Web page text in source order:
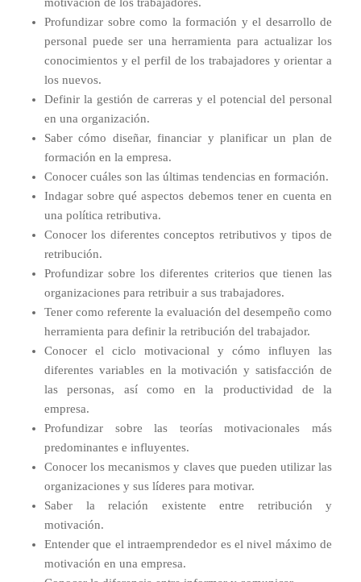
motivación de los trabajadores.
Profundizar sobre como la formación y el desarrollo de
personal puede ser una herramienta para actualizar los
conocimientos y el perfil de los trabajadores y orientar a
los nuevos.
Definir la gestión de carreras y el potencial del personal
en una organización.
Saber cómo diseñar, financiar y planificar un plan de
formación en la empresa.
Conocer cuáles son las últimas tendencias en formación.
Indagar sobre qué aspectos debemos tener en cuenta en
una política retributiva.
Conocer los diferentes conceptos retributivos y tipos de
retribución.
Profundizar sobre los diferentes criterios que tienen las
organizaciones para retribuir a sus trabajadores.
Tener como referente la evaluación del desempeño como
herramienta para definir la retribución del trabajador.
Conocer el ciclo motivacional y cómo influyen las
diferentes variables en la motivación y satisfacción de
las personas, así como en la productividad de la
empresa.
Profundizar sobre las teorías motivacionales más
predominantes e influyentes.
Conocer los mecanismos y claves que pueden utilizar las
organizaciones y sus líderes para motivar.
Saber la relación existente entre retribución y
motivación.
Entender que el intraemprendedor es el nivel máximo de
motivación en una empresa.